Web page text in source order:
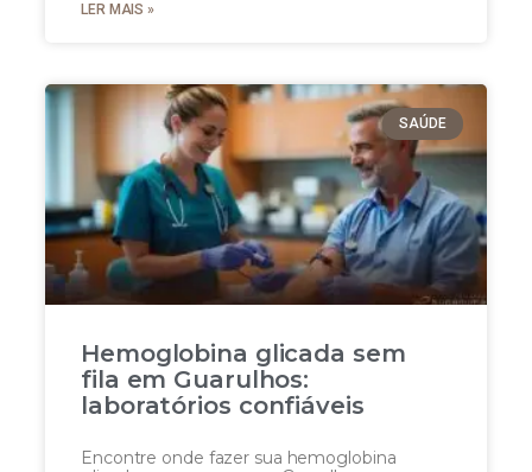
LER MAIS »
SAÚDE
Hemoglobina glicada sem
fila em Guarulhos:
laboratórios confiáveis
Encontre onde fazer sua hemoglobina